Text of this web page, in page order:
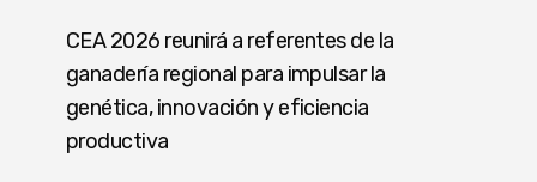
CEA 2026 reunirá a referentes de la
ganadería regional para impulsar la
genética, innovación y eficiencia
productiva